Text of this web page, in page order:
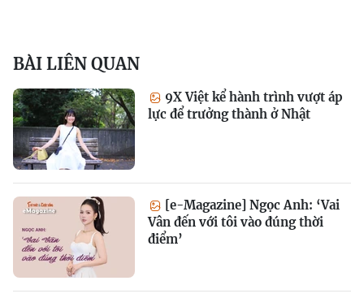
BÀI LIÊN QUAN
9X Việt kể hành trình vượt áp
lực để trưởng thành ở Nhật
[e-Magazine] Ngọc Anh: ‘Vai
Vân đến với tôi vào đúng thời
điểm’